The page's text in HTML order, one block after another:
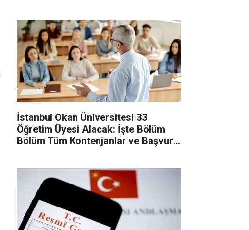
İstanbul Okan Üniversitesi 33
Öğretim Üyesi Alacak: İşte Bölüm
Bölüm Tüm Kontenjanlar ve Başvuru